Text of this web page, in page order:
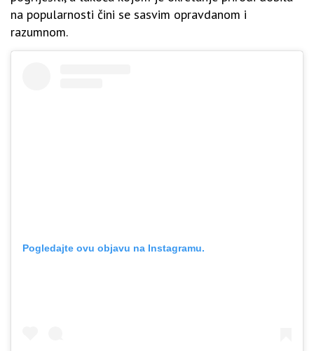
na popularnosti čini se sasvim opravdanom i
razumnom.
Pogledajte ovu objavu na Instagramu.